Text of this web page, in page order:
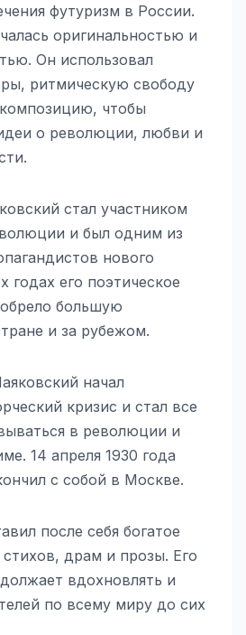
футуризм в России.
оригинальностью и
Он использовал
ритмическую свободу
чтобы
о революции, любви и
стал участником
и был одним из
нового
годах его поэтическое
большую
и за рубежом.
начал
кризис и стал все
в революции и
14 апреля 1930 года
с собой в Москве.
после себя богатое
драм и прозы. Его
вдохновлять и
по всему миру до сих